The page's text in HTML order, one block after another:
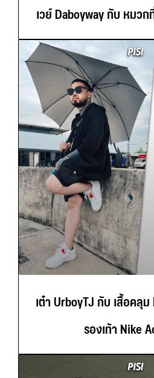
เวย์ Daboyway กับ หมวก
เต๋า UrboyTJ กับ เสื้อคลุ
รองเท้า Nike